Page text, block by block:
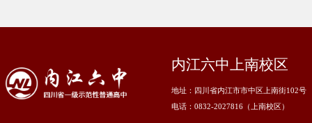
内江六中上南校区
地址：四川省内江市市中区上南街102号
电话：0832-2027816（上南校区）